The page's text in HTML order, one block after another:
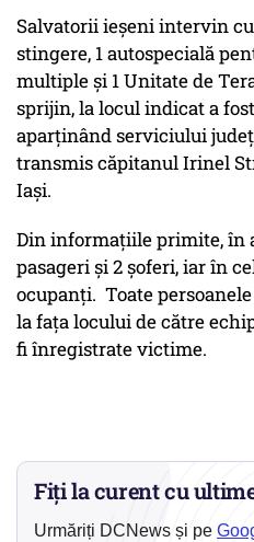
Salvatorii ieșeni intervin
stingere, 1 autospecială
multiple și 1 Unitate de
sprijin, la locul indicat a
aparținând serviciului
transmis căpitanul Irinel
Iași.
Din informațiile primite, în
pasageri și 2 șoferi, iar în
ocupanți. Toate
la fața locului de către
fi înregistrate victime.
Fiți la curent cu
Urmăriți DCNews și pe